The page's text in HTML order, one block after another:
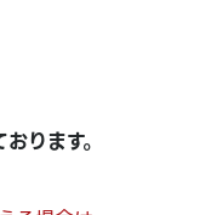
ります。